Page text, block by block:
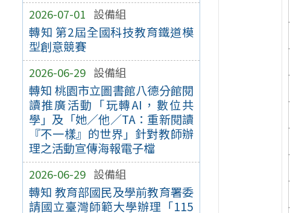
2026-07-01 設備組
轉知 第2屆全國科技教育鐵道模
型創意競賽
2026-06-29 設備組
轉知 桃園市立圖書館八德分館閱
讀推廣活動「玩轉AI，數位共
學」及「她／他／TA：重新閱讀
『不一樣』的世界」針對教師辦
理之活動宣傳海報電子檔
2026-06-29 設備組
轉知 教育部國民及學前教育署委
請國立臺灣師範大學辦理「115